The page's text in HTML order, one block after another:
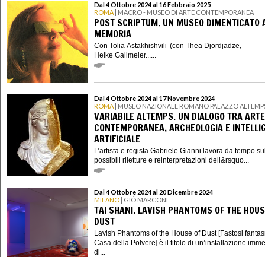
Dal 4 Ottobre 2024 al 16 Febbraio 2025
ROMA | MACRO - MUSEO DI ARTE CONTEMPORANEA
POST SCRIPTUM. UN MUSEO DIMENTICATO
MEMORIA
Con Tolia Astakhishvili (con Thea Djordjadze,
Heike Gallmeier......
Dal 4 Ottobre 2024 al 17 Novembre 2024
ROMA | MUSEO NAZIONALE ROMANO PALAZZO
VARIABILE ALTEMPS. UN DIALOGO TRA ARTE
CONTEMPORANEA, ARCHEOLOGIA E
ARTIFICIALE
L’artista e regista Gabriele Gianni lavora da tempo
possibili riletture e reinterpretazioni dell&rsquo...
Dal 4 Ottobre 2024 al 20 Dicembre 2024
MILANO | GIÓ MARCONI
TAI SHANI. LAVISH PHANTOMS OF THE
DUST
Lavish Phantoms of the House of Dust [Fastosi
Casa della Polvere] è il titolo di un’installazione
di...